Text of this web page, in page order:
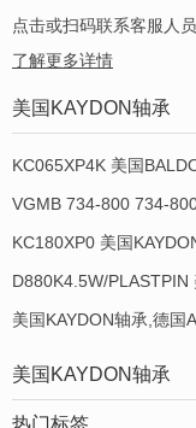
点击或扫码联系客服人员
了解更多详情
美国KAYDON轴承
KC065XP4K 美国
KC180XP0 美国
D880K4.5W/
美国KAYDON轴承,德国
美国KAYDON轴承
热门标签